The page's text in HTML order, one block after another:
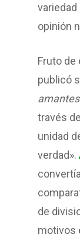
variedad
opinión
Fruto de
publicó
través
unidad
verdad».
de
motivos